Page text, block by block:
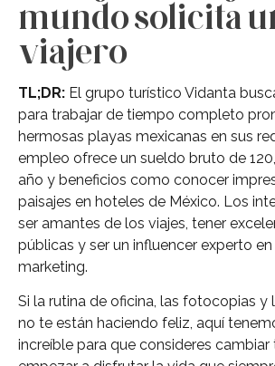
mundo solicita
viajero
TL;DR: El grupo turístico Vidanta
para trabajar de tiempo completo
hermosas playas mexicanas en sus
empleo ofrece un sueldo bruto de
año y beneficios como conocer
paisajes en hoteles de México. Los
ser amantes de los viajes, tener
públicas y ser un influencer experto
marketing.
Si la rutina de oficina, las fotocopias y
no te están haciendo feliz, aquí
increíble para que consideres